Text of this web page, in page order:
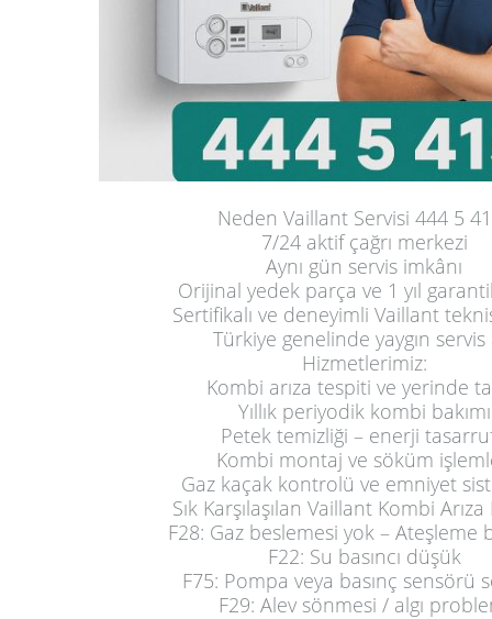
Neden Vaillant Servisi 444 5
7/24 aktif çağrı merkezi
Aynı gün servis imkânı
Orijinal yedek parça ve 1 yıl
Sertifikalı ve deneyimli Vaillant
Türkiye genelinde yaygın servis
Hizmetlerimiz:
Kombi arıza tespiti ve yerinde
Yıllık periyodik kombi bakımı
Petek temizliği – enerji
Kombi montaj ve söküm
Gaz kaçak kontrolü ve emniyet
Sık Karşılaşılan Vaillant Kombi Arıza
F28: Gaz beslemesi yok – Ateşleme
F22: Su basıncı düşük
F75: Pompa veya basınç sensörü
F29: Alev sönmesi / algı